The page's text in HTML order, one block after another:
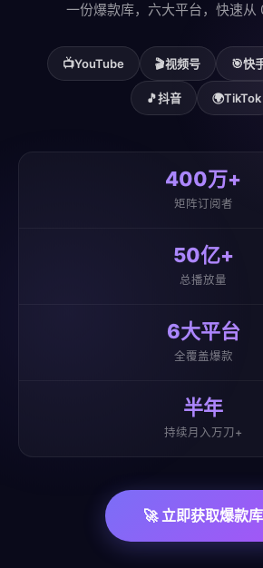
一份爆款库，六大平台，快速从
📺YouTube 🎬视频号 🎯快
🎵抖音 🌍TikTok
400万+
矩阵订阅者
50亿+
总播放量
6大平台
全覆盖爆款
半年
持续月入万刀+
🚀 立即获取爆款库